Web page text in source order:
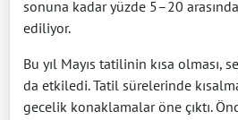
sonuna kadar yüzde 5–20
ediliyor.
Bu yıl Mayıs tatilinin kısa olması,
da etkiledi. Tatil sürelerinde
gecelik konaklamalar öne çıktı.